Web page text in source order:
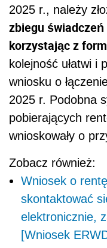
2025 r., należy
zbiegu
korzystając z
kolejność ułatwi i
wniosku o
2025 r. Podobna
pobierających
wnioskowały o
Zobacz również:
Wniosek o
skontaktować
elektronicznie,
[Wniosek